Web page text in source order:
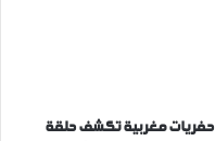
حفريات مغربية تكشف حلقة